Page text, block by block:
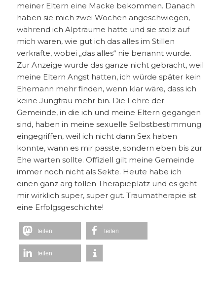
meiner Eltern eine Macke bekommen. Danach
haben sie mich zwei Wochen angeschwiegen,
während ich Alpträume hatte und sie stolz auf
mich waren, wie gut ich das alles im Stillen
verkrafte, wobei „das alles“ nie benannt wurde.
Zur Anzeige wurde das ganze nicht gebracht, weil
meine Eltern Angst hatten, ich würde später kein
Ehemann mehr finden, wenn klar wäre, dass ich
keine Jungfrau mehr bin. Die Lehre der
Gemeinde, in die ich und meine Eltern gegangen
sind, haben in meine sexuelle Selbstbestimmung
eingegriffen, weil ich nicht dann Sex haben
konnte, wann es mir passte, sondern eben bis zur
Ehe warten sollte. Offiziell gilt meine Gemeinde
immer noch nicht als Sekte. Heute habe ich
einen ganz arg tollen Therapieplatz und es geht
mir wirklich super, super gut. Traumatherapie ist
eine Erfolgsgeschichte!
teilen teilen
teilen